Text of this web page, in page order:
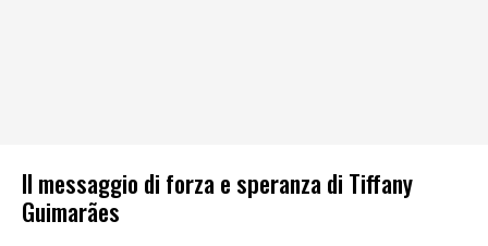
Il messaggio di forza e speranza di Tiffany
Guimarães